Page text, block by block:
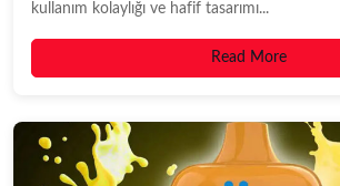
kullanım kolaylığı ve hafif tasarımı...
Read More